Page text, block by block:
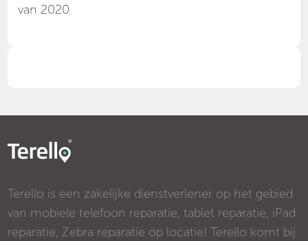
van 2020
Terello is een zakelijke dienstverlener op het gebied
van mobiele telefoon reparatie, tablet reparatie, iPad
reparatie, Zebra reparatie op locatie! Terello komt bij